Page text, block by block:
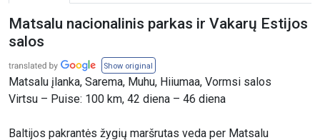
Matsalu nacionalinis parkas ir Vakarų Estijos
salos
Show original
Matsalu įlanka, Sarema, Muhu, Hiiumaa, Vormsi salos
Virtsu – Puise: 100 km, 42 diena – 46 diena
Baltijos pakrantės žygių maršrutas veda per Matsalu